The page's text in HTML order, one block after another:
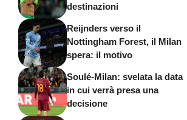
destinazioni
Reijnders verso il
Nottingham Forest, il Milan
spera: il motivo
Soulé-Milan: svelata la data
in cui verrà presa una
decisione